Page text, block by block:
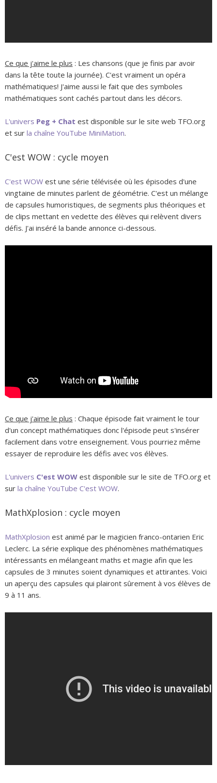
Ce que j'aime le plus : Les chansons (que je finis par avoir
dans la tête toute la journée). C'est vraiment un opéra
mathématiques! J'aime aussi le fait que des symboles
mathématiques sont cachés partout dans les décors.
L'univers Peg + Chat est disponible sur le site web TFO.org
et sur la chaîne YouTube MiniMation.
C'est WOW : cycle moyen
C'est WOW est une série télévisée où les épisodes d'une
vingtaine de minutes parlent de géométrie. C'est un mélange
de capsules humoristiques, de segments plus théoriques et
de clips mettant en vedette des élèves qui relèvent divers
défis. J'ai inséré la bande annonce ci-dessous.
Ce que j'aime le plus : Chaque épisode fait vraiment le tour
d'un concept mathématiques donc l'épisode peut s'insérer
facilement dans votre enseignement. Vous pourriez même
essayer de reproduire les défis avec vos élèves.
L'univers C'est WOW est disponible sur le site de TFO.org et
sur la chaîne YouTube C'est WOW.
MathXplosion : cycle moyen
MathXplosion est animé par le magicien franco-ontarien Eric
Leclerc. La série explique des phénomènes mathématiques
intéressants en mélangeant maths et magie afin que les
capsules de 3 minutes soient dynamiques et attirantes. Voici
un aperçu des capsules qui plairont sûrement à vos élèves de
9 à 11 ans.